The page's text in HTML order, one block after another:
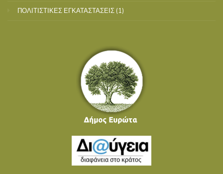
ΠΟΛΙΤΙΣΤΙΚΕΣ ΕΓΚΑΤΑΣΤΑΣΕΙΣ (1)